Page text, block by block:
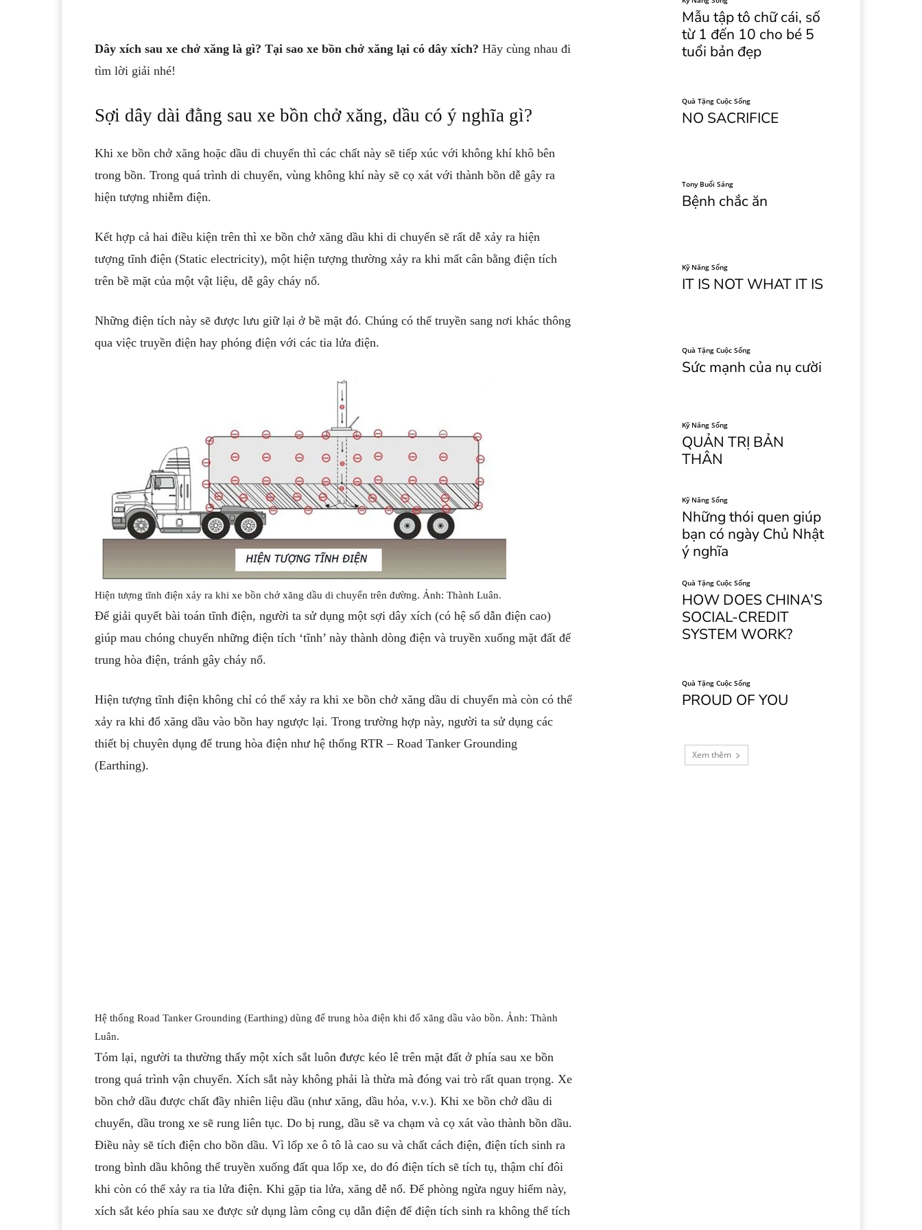
Dây xích sau xe chở xăng là gì? Tại sao xe bồn chở xăng lại có dây xích? Hãy cùng nhau đi
tìm lời giải nhé!
Sợi dây dài đằng sau xe bồn chở xăng, dầu có ý nghĩa gì?
Khi xe bồn chở xăng hoặc dầu di chuyển thì các chất này sẽ tiếp xúc với không khí khô bên
trong bồn. Trong quá trình di chuyển, vùng không khí này sẽ cọ xát với thành bồn dễ gây ra
hiện tượng nhiễm điện.
Kết hợp cả hai điều kiện trên thì xe bồn chở xăng dầu khi di chuyển sẽ rất dễ xảy ra hiện
tượng tĩnh điện (Static electricity), một hiện tượng thường xảy ra khi mất cân bằng điện tích
trên bề mặt của một vật liệu, dễ gây cháy nổ.
Những điện tích này sẽ được lưu giữ lại ở bề mặt đó. Chúng có thể truyền sang nơi khác thông
qua việc truyền điện hay phóng điện với các tia lửa điện.
Hiện tượng tĩnh điện xảy ra khi xe bồn chở xăng dầu di chuyển trên đường. Ảnh: Thành Luân.
Để giải quyết bài toán tĩnh điện, người ta sử dụng một sợi dây xích (có hệ số dẫn điện cao)
giúp mau chóng chuyển những điện tích ‘tĩnh’ này thành dòng điện và truyền xuống mặt đất để
trung hòa điện, tránh gây cháy nổ.
Hiện tượng tĩnh điện không chỉ có thể xảy ra khi xe bồn chở xăng dầu di chuyển mà còn có thể
xảy ra khi đổ xăng dầu vào bồn hay ngược lại. Trong trường hợp này, người ta sử dụng các
thiết bị chuyên dụng để trung hòa điện như hệ thống RTR – Road Tanker Grounding
(Earthing).
Hệ thống Road Tanker Grounding (Earthing) dùng để trung hòa điện khi đổ xăng dầu vào bồn. Ảnh: Thành
Luân.
Tóm lại, người ta thường thấy một xích sắt luôn được kéo lê trên mặt đất ở phía sau xe bồn
trong quá trình vận chuyển. Xích sắt này không phải là thừa mà đóng vai trò rất quan trọng. Xe
bồn chở dầu được chất đầy nhiên liệu dầu (như xăng, dầu hỏa, v.v.). Khi xe bồn chở dầu di
chuyển, dầu trong xe sẽ rung liên tục. Do bị rung, dầu sẽ va chạm và cọ xát vào thành bồn dầu.
Điều này sẽ tích điện cho bồn dầu. Vì lốp xe ô tô là cao su và chất cách điện, điện tích sinh ra
trong bình dầu không thể truyền xuống đất qua lốp xe, do đó điện tích sẽ tích tụ, thậm chí đôi
khi còn có thể xảy ra tia lửa điện. Khi gặp tia lửa, xăng dễ nổ. Để phòng ngừa nguy hiểm này,
xích sắt kéo phía sau xe được sử dụng làm công cụ dẫn điện để điện tích sinh ra không thể tích
Mẫu tập tô chữ cái, số
từ 1 đến 10 cho bé 5
tuổi bản đẹp
Quà Tặng Cuộc Sống
NO SACRIFICE
Tony Buổi Sáng
Bệnh chắc ăn
Kỹ Năng Sống
IT IS NOT WHAT IT IS
Quà Tặng Cuộc Sống
Sức mạnh của nụ cười
Kỹ Năng Sống
QUẢN TRỊ BẢN
THÂN
Kỹ Năng Sống
Những thói quen giúp
bạn có ngày Chủ Nhật
ý nghĩa
Quà Tặng Cuộc Sống
HOW DOES CHINA’S
SOCIAL-CREDIT
SYSTEM WORK?
Quà Tặng Cuộc Sống
PROUD OF YOU
Xem thêm